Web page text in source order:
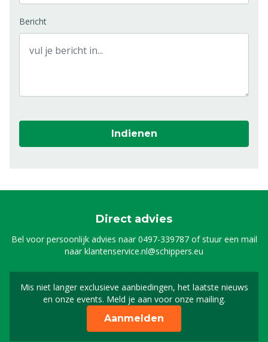
Bericht
Indienen
Direct advies
Bel voor persoonlijk advies naar0497-339787of stuur een mail
naarklantenservice.nl@schippers.eu
Mis niet langer exclusieve aanbiedingen, het laatste nieuws
en onze events. Meld je aan voor onze mailing.
Schrijf je in voor onze
Aanmelden